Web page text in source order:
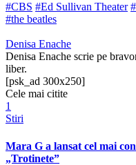
#CBS #Ed Sullivan Theater
#the beatles
Denisa Enache
Denisa Enache scrie pe
liber.
[psk_ad 300x250]
Cele mai citite
1
Stiri
Mara G a lansat cel mai
„Trotinete”